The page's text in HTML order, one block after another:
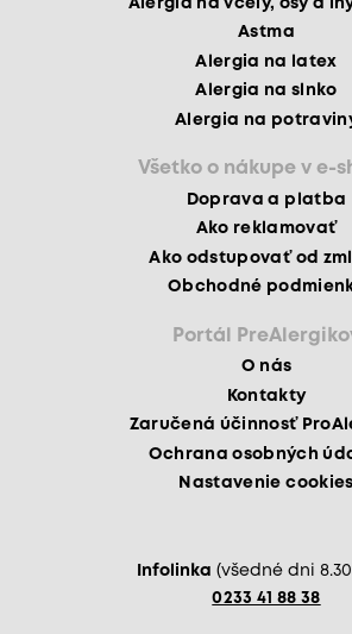
Alergia na včely, osy a
Astma
Alergia na latex
Alergia na slnko
Alergia na
Všetko o nákupe v e-
Doprava a platba
Ako reklamovať
Ako odstupovať od
Obchodné
Portál
O nás
Kontakty
Zaručená účinnosť
Ochrana osobných
Nastavenie cookies
Infolinka (všedné dni
0233 41 88 38